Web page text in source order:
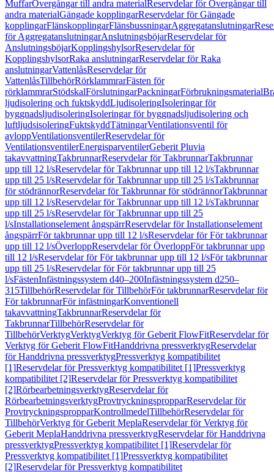
MuffarÖvergångar till andra materialReservdelar för Övergångar till
andra materialGängade kopplingarReservdelar för Gängade
kopplingarFlänskopplingarFlänsbussningarAggregatanslutningar
för AggregatanslutningarAnslutningsböjarReservdelar för
AnslutningsböjarKopplingshylsorReservdelar för
KopplingshylsorRaka anslutningarReservdelar för Raka
anslutningarVattenlåsReservdelar för
VattenlåsTillbehörRörklammrarFästen för
rörklammrarStödskalFörslutningarPackningarFörbrukningsmaterial
ljudisolering och fuktskyddLjudisoleringIsoleringar för
byggnadsljudisoleringIsoleringar för byggnadsljudisolering och
luftljudsisoleringFuktskyddTätningarVentilationsventil för
avloppVentilationsventilerReservdelar för
VentilationsventilerEnergisparventilerGeberit Pluvia
takavvattningTakbrunnarReservdelar för TakbrunnarTakbrunnar
upp till 12 l/sReservdelar för Takbrunnar upp till 12 l/sTakbrunnar
upp till 25 l/sReservdelar för Takbrunnar upp till 25 l/sTakbrunnar
för stödrännorReservdelar för Takbrunnar för stödrännorTakbrunnar
upp till 12 l/sReservdelar för Takbrunnar upp till 12 l/sTakbrunnar
upp till 25 l/sReservdelar för Takbrunnar upp till 25
l/sInstallationselement ångspärrReservdelar för Installationselement
ångspärrFör takbrunnar upp till 12 l/sReservdelar för För takbrunnar
upp till 12 l/sÖverloppReservdelar för ÖverloppFör takbrunnar upp
till 12 l/sReservdelar för För takbrunnar upp till 12 l/sFör takbrunnar
upp till 25 l/sReservdelar för För takbrunnar upp till 25
l/sFästenInfästningssystem d40–200Infästningssystem d250–
315TillbehörReservdelar för TillbehörFör takbrunnarReservdelar för
För takbrunnarFör infästningarKonventionell
takavvattningTakbrunnarReservdelar för
TakbrunnarTillbehörReservdelar för
TillbehörVerktygVerktygVerktyg för Geberit FlowFitReservdelar för
Verktyg för Geberit FlowFitHanddrivna pressverktygReservdelar
för Handdrivna pressverktygPressverktyg kompatibilitet
[1]Reservdelar för Pressverktyg kompatibilitet [1]Pressverktyg
kompatibilitet [2]Reservdelar för Pressverktyg kompatibilitet
[2]RörbearbetningsverktygReservdelar för
RörbearbetningsverktygProvtryckningspropparReservdelar för
ProvtryckningspropparKontrollmedelTillbehörReservdelar för
TillbehörVerktyg för Geberit MeplaReservdelar för Verktyg för
Geberit MeplaHanddrivna pressverktygReservdelar för Handdrivna
pressverktygPressverktyg kompatibilitet [1]Reservdelar för
Pressverktyg kompatibilitet [1]Pressverktyg kompatibilitet
[2]Reservdelar för Pressverktyg kompatibilitet